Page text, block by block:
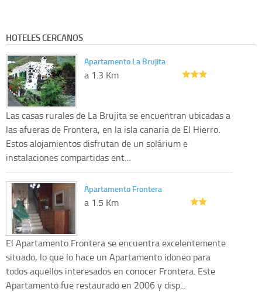
HOTELES CERCANOS
Apartamento La Brujita
a 1.3 Km
Las casas rurales de La Brujita se encuentran ubicadas a
las afueras de Frontera, en la isla canaria de El Hierro.
Estos alojamientos disfrutan de un solárium e
instalaciones compartidas ent...
Apartamento Frontera
a 1.5 Km
El Apartamento Frontera se encuentra excelentemente
situado, lo que lo hace un Apartamento idoneo para
todos aquellos interesados en conocer Frontera. Este
Apartamento fue restaurado en 2006 y disp...